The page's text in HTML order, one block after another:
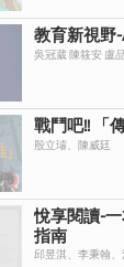
教育新視野-
吳冠葳 陳筱安 盧
戰鬥吧!! 「
殷立璿、陳威廷
悅享閱讀-
指南
邱昱淇、李秉翰、